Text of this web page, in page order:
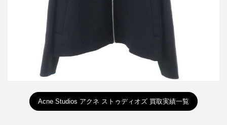
Acne Studios アクネ ストゥディオズ 買取実績一覧